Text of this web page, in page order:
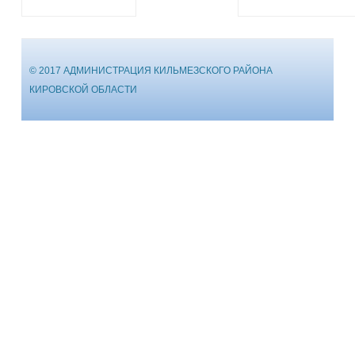
© 2017 АДМИНИСТРАЦИЯ КИЛЬМЕЗСКОГО РАЙОНА
КИРОВСКОЙ ОБЛАСТИ